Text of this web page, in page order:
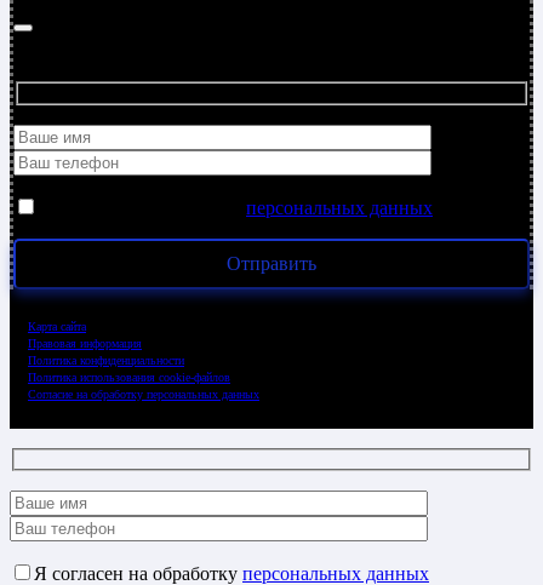
персональных данных
Карта сайта
Правовая информация
Политика конфиденциальности
Политика использования cookie-файлов
Согласие на обработку персональных данных
Я согласен на обработку персональных данных